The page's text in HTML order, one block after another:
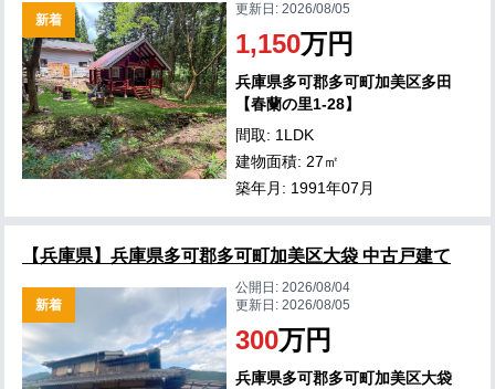
新着
更新日:2026/08/05
1,150万円
兵庫県多可郡多可町加美区多田
【春蘭の里1-28】
間取: 1LDK
建物面積: 27㎡
築年月: 1991年07月
【兵庫県】兵庫県多可郡多可町加美区大袋 中古戸建て
新着
公開日:2026/08/04
更新日:2026/08/05
300万円
兵庫県多可郡多可町加美区大袋